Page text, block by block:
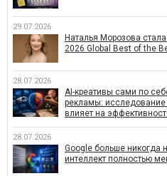
29.07.2026
Наталья Морозова
2026 Global Best of the
28.07.2026
AI-креативы сами по
рекламы:
влияет на
28.07.2026
Google больше никогда
интеллект полностью